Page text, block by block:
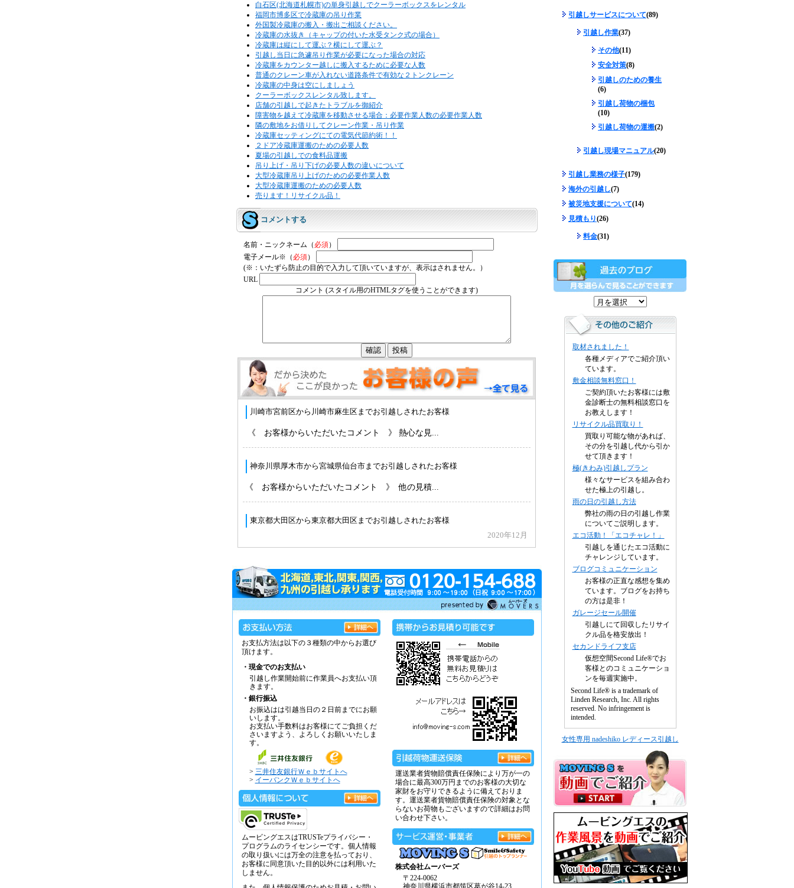
白石区(北海道札幌市)の単身引越しでクーラーボックスをレンタル
福岡市博多区で冷蔵庫の吊り作業
外国製冷蔵庫の搬入・搬出ご相談ください。
冷蔵庫の水抜き（キャップの付いた水受タンク式の場合）
冷蔵庫は縦にして運ぶ？横にして運ぶ？
引越し当日に急遽吊り作業が必要になった場合の対応
冷蔵庫をカウンター越しに搬入するために必要な人数
普通のクレーン車が入れない道路条件で有効な２トンクレーン
冷蔵庫の中身は空にしましょう
クーラーボックスレンタル致します。
店舗の引越しで起きたトラブルを御紹介
障害物を越えて冷蔵庫を移動させる場合：必要作業人数の必要作業人数
隣の敷地をお借りしてクレーン作業・吊り作業
冷蔵庫セッティングにての電気代節約術！！
２ドア冷蔵庫運搬のための必要人数
夏場の引越しでの食料品運搬
吊り上げ・吊り下げの必要人数の違いについて
大型冷蔵庫吊り上げのための必要作業人数
大型冷蔵庫運搬のための必要人数
売ります！リサイクル品！
コメントする
名前・ニックネーム（ 必須）
電子メール※（ 必須）
(※：いたずら防止の目的で入力して頂いていますが、表示はされません。）
URL
コメント (スタイル用のHTMLタグを使うことができます)
お支払方法は以下の３種類の中からお選び
頂けます。
・現金でのお支払い
引越し作業開始前に作業員へお支払い頂
きます。
・銀行振込
お振込はは引越当日の２日前までにお願
いします。
お支払い手数料はお客様にてご負担くだ
さいますよう、よろしくお願いいたしま
す。
> 三井住友銀行Ｗｅｂサイトへ
> イーバンクＷｅｂサイトへ
ムービングエスはTRUSTeプライバシー・
プログラムのライセンシーです。個人情報
の取り扱いには万全の注意を払っており、
お客様に同意頂いた目的以外には利用いた
しません。
運送業者貨物賠償責任保険により万が一の
場合に最高300万円までのお客様の大切な
家財をお守りできるように備えておりま
す。運送業者貨物賠償責任保険の対象とな
らないお荷物もございますので詳細はお問
い合わせ下さい。
株式会社ムーバーズ
〒224-0062
神奈川県横浜市都筑区葛が谷14-23
引越しサービスについて(89)
引越し作業(37)
その他(11)
安全対策(8)
引越しのための養生
(6)
引越し荷物の梱包
(10)
引越し荷物の運搬(2)
引越し現場マニュアル(20)
引越し業務の様子(179)
海外の引越し(7)
被災地支援について(14)
見積もり(26)
料金(31)
取材されました！
各種メディアでご紹介頂い
ています。
敷金相談無料窓口！
ご契約頂いたお客様には敷
金診断士の無料相談窓口を
お教えします！
リサイクル品買取り！
買取り可能な物があれば、
その分を引越し代から引か
せて頂きます！
極(きわみ)引越しプラン
様々なサービスを組み合わ
せた極上の引越し。
雨の日の引越し方法
弊社の雨の日の引越し作業
についてご説明します。
エコ活動！「エコチャレ！」
引越しを通じたエコ活動に
チャレンジしています。
ブログコミュニケーション
お客様の正直な感想を集め
ています。ブログをお持ち
の方は是非！
ガレージセール開催
引越しにて回収したリサイ
クル品を格安放出！
セカンドライフ支店
仮想空間Second Life®でお
客様とのコミュニケーショ
ンを毎週実施中。
Second Life® is a trademark of
Linden Research, Inc. All rights
reserved. No infringement is
intended.
女性専用 nadeshiko レディース引越し